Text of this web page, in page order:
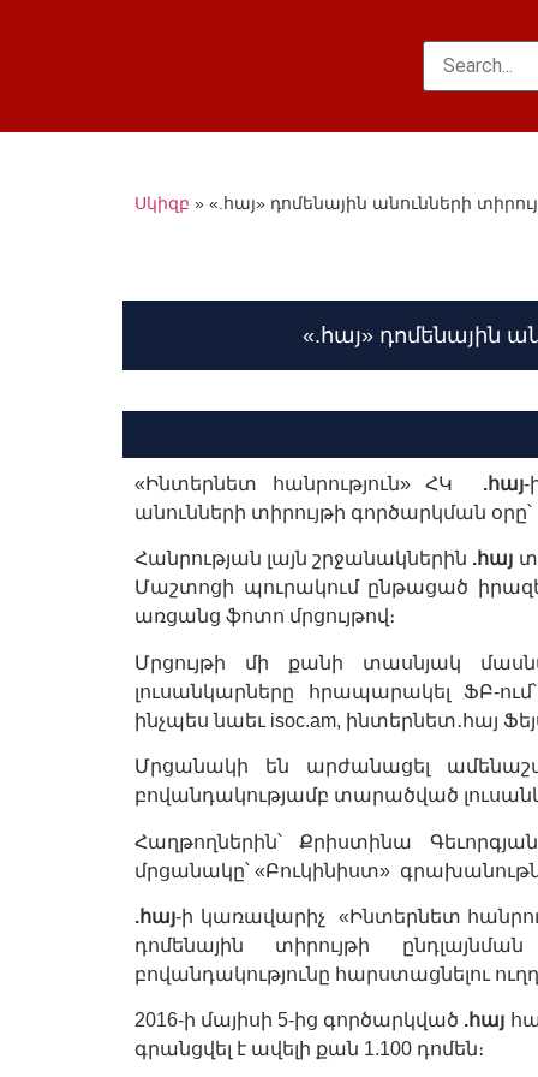
Սկիզբ » «.հայ» դոմենային անունների
«.հայ» դոմենային
«Ինտերնետ հանրություն» ՀԿ .հայ-
անունների տիրույթի գործարկման օրը՝
Հանրության լայն շրջանակներին .հայ
Մաշտոցի պուրակում ընթացած
առցանց ֆոտո մրցույթով։
Մրցույթի մի քանի տասնյակ
լուսանկարները հրապարակել ՖԲ-
ինչպես նաեւ isoc.am, ինտերնետ․հայ
Մրցանակի են արժանացել
բովանդակությամբ տարածված
Հաղթողներին՝ Քրիստինա
մրցանակը՝ «Բուկինիստ»
.հայ-ի կառավարիչ «Ինտերնետ
դոմենային տիրույթի
բովանդակությունը հարստացնելու
2016-ի մայիսի 5-ից գործարկված .հայ
գրանցվել է ավելի քան 1.100 դոմեն։